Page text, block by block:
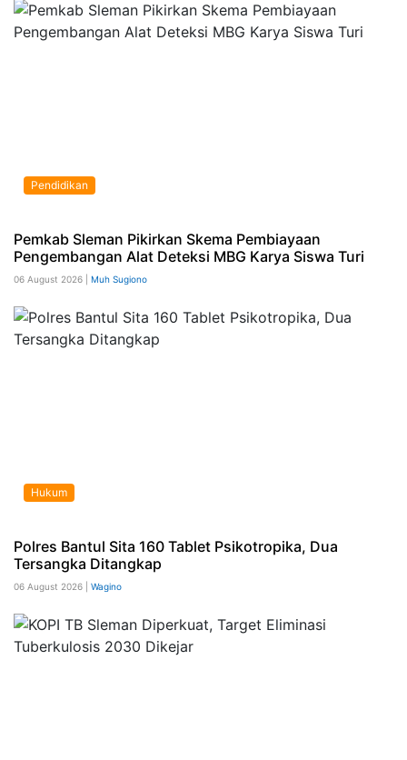
Pendidikan
Pemkab Sleman Pikirkan Skema Pembiayaan
Pengembangan Alat Deteksi MBG Karya Siswa Turi
06 August 2026 | Muh Sugiono
Hukum
Polres Bantul Sita 160 Tablet Psikotropika, Dua
Tersangka Ditangkap
06 August 2026 | Wagino